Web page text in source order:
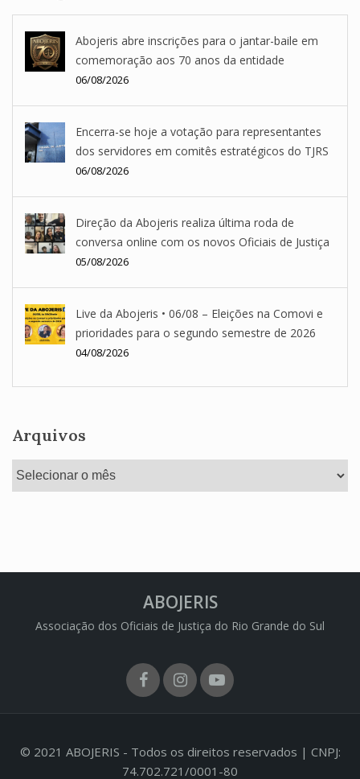
Abojeris abre inscrições para o jantar-baile em
comemoração aos 70 anos da entidade
06/08/2026
Encerra-se hoje a votação para representantes
dos servidores em comitês estratégicos do TJRS
06/08/2026
Direção da Abojeris realiza última roda de
conversa online com os novos Oficiais de Justiça
05/08/2026
Live da Abojeris • 06/08 – Eleições na Comovi e
prioridades para o segundo semestre de 2026
04/08/2026
Arquivos
Arquivos
ABOJERIS
Associação dos Oficiais de Justiça do Rio Grande do Sul
FacebookInstagram
Youtube
© 2021 ABOJERIS - Todos os direitos reservados | CNPJ:
74.702.721/0001-80